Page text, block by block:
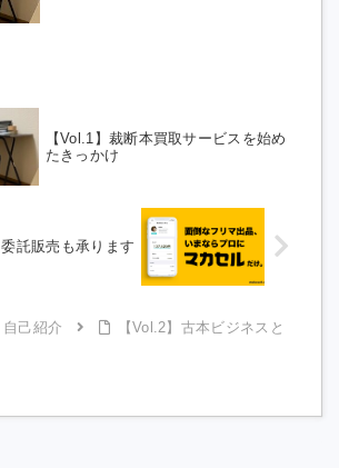
【Vol.1】裁断本買取サービスを始め
たきっかけ
委託販売も承ります
自己紹介
【Vol.2】古本ビジネスと